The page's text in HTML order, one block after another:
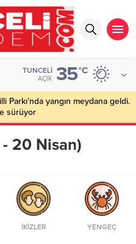
TUNCELI
AÇIK 35°C
Parkı’nda yangın meydana geldi.
sürüyor
20 Nisan)
İKIZLER YENGEÇ